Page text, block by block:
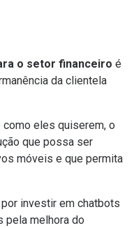
o setor financeiro é
da clientela
eles quiserem, o
que possa ser
móveis e que permita
investir em chatbots
pela melhora do